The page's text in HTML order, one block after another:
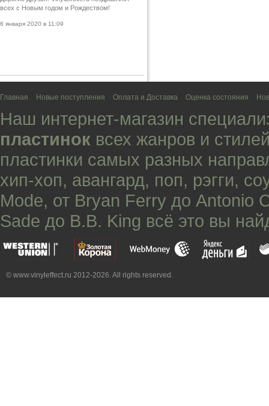
всех с Новым годом и Рождеством!
6 января 2020 в 11:09
Главная Новые поступления Оплата и Доставка Оценка состояния
Наш интернет-магазин
пластинок всех жанров и
пластинки самых разных
хип-хоп, авангард, поп, рэгги,
Mode, от Bryan Ferry до Antonio
Sade до B.B. King всё это вы
© www.vinyleffect.ru 2012-2026. All rights reserved.